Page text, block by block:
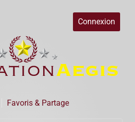
Connexion
Favoris & Partage